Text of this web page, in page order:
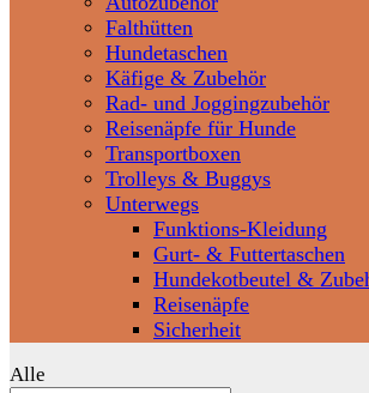
Falthütten
Hundetaschen
Käfige & Zubehör
Rad- und Joggingzubehör
Reisenäpfe für Hunde
Transportboxen
Trolleys & Buggys
Unterwegs
Funktions-Kleidung
Gurt- & Futtertaschen
Hundekotbeutel &
Reisenäpfe
Sicherheit
Alle